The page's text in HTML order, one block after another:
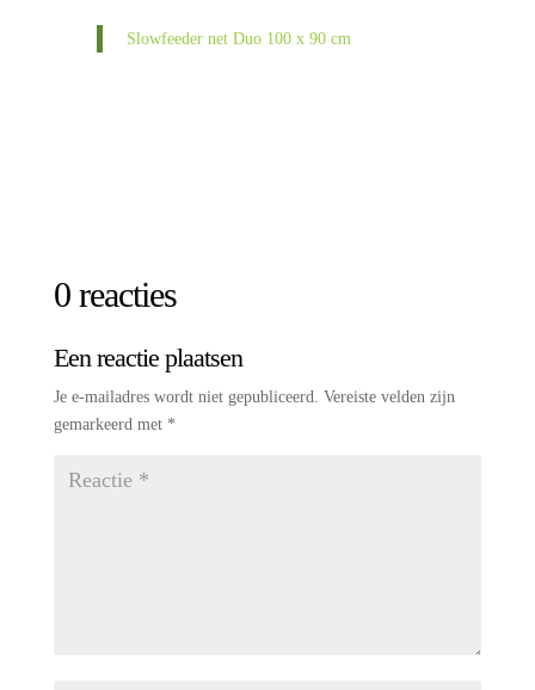
Slowfeeder net Duo 100 x 90 cm
0 reacties
Een reactie plaatsen
Je e-mailadres wordt niet gepubliceerd. Vereiste velden zijn
gemarkeerd met *